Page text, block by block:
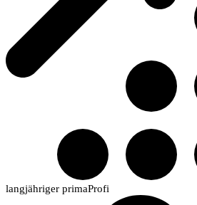
langjähriger primaProfi